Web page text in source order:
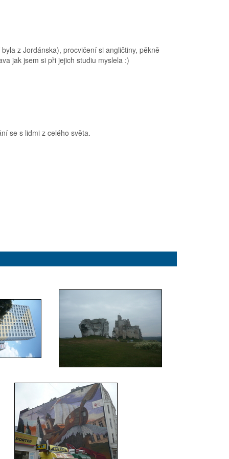
z Jordánska), procvičení si angličtiny, pěkně
jak jsem si při jejich studiu myslela :)
se s lidmi z celého světa.